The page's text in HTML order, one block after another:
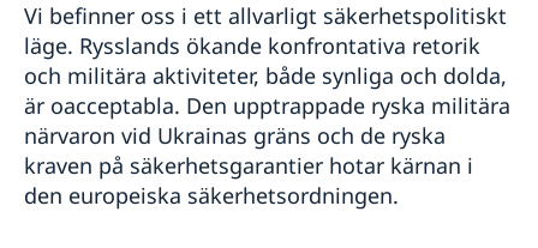
Vi befinner oss i ett allvarligt säkerhetspolitiskt
läge. Rysslands ökande konfrontativa retorik
och militära aktiviteter, både synliga och dolda,
är oacceptabla. Den upptrappade ryska militära
närvaron vid Ukrainas gräns och de ryska
kraven på säkerhetsgarantier hotar kärnan i
den europeiska säkerhetsordningen.